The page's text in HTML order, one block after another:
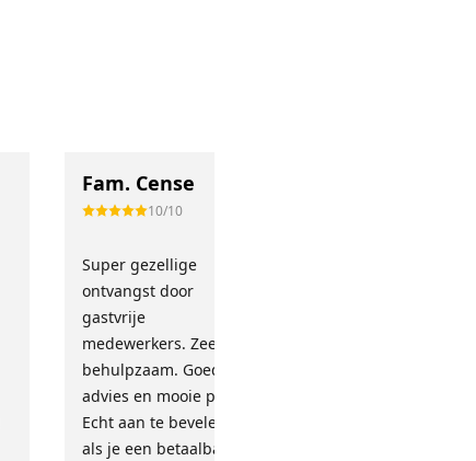
Fam. Cense
10/10
Super gezellige
ontvangst door
gastvrije
medewerkers. Zeer
behulpzaam. Goed
advies en mooie prijs.
Echt aan te bevelen
als je een betaalbare,